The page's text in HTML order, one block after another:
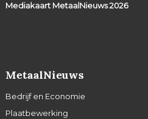
Mediakaart MetaalNieuws2026
MetaalNieuws
Bedrijf en Economie
Plaatbewerking